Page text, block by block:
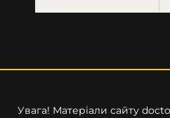
Увага! Матеріали сайту